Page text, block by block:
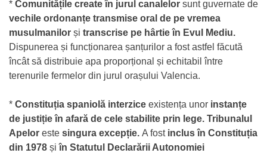
* Comunitățile create în jurul canalelor sunt guvernate de
vechile ordonanțe transmise oral de pe vremea
musulmanilor și transcrise pe hârtie în Evul Mediu.
Dispunerea și funcționarea șanțurilor a fost astfel făcută
încât să distribuie apa proporțional și echitabil între
terenurile fermelor din jurul orașului Valencia.
* Constituția spaniolă interzice existența unor instanțe
de justiție în afară de cele stabilite prin lege. Tribunalul
Apelor este singura excepție. A fost inclus în Constituția
din 1978 șiîn Statutul Declarării Autonomiei